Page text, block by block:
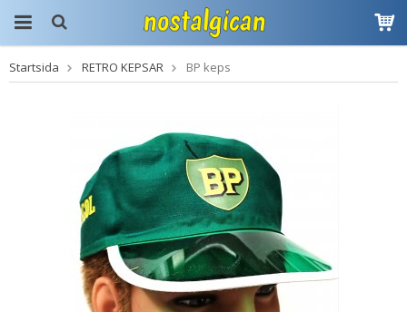
Produkten har blivit
tillagd i varukorgen
Startsida RETRO KEPSAR BP keps